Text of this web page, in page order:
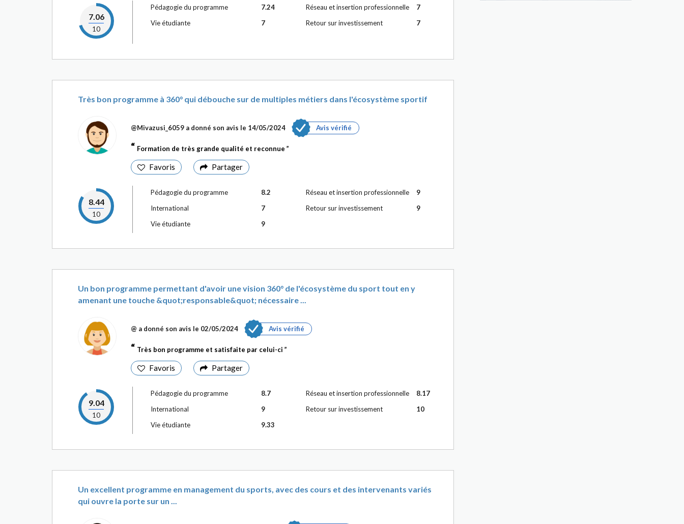
7.06
10
Pédagogie du programme
7.24
Vie étudiante
7
Réseau et insertion professionnelle
7
Retour sur investissement
7
Très bon programme à 360° qui débouche sur de multiples métiers dans l'écosystème sportif
@Mivazusi_6059 a donné son avis le 14/05/2024 Avis vérifié
Formation de très grande qualité et reconnue
Favoris Partager
8.44
10
Pédagogie du programme
8.2
International
7
Vie étudiante
9
Réseau et insertion professionnelle
9
Retour sur investissement
9
Un bon programme permettant d'avoir une vision 360° de l'écosystème du sport tout en y
amenant une touche &quot;responsable&quot; nécessaire ...
@ a donné son avis le 02/05/2024 Avis vérifié
Très bon programme et satisfaite par celui-ci
Favoris Partager
9.04
10
Pédagogie du programme
8.7
International
9
Vie étudiante
9.33
Réseau et insertion professionnelle
8.17
Retour sur investissement
10
Un excellent programme en management du sports, avec des cours et des intervenants variés
qui ouvre la porte sur un ...